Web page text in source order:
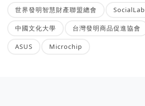
世界發明智慧財產聯盟總會 SocialLab
中國文化大學 台灣發明商品促進協會
ASUS Microchip